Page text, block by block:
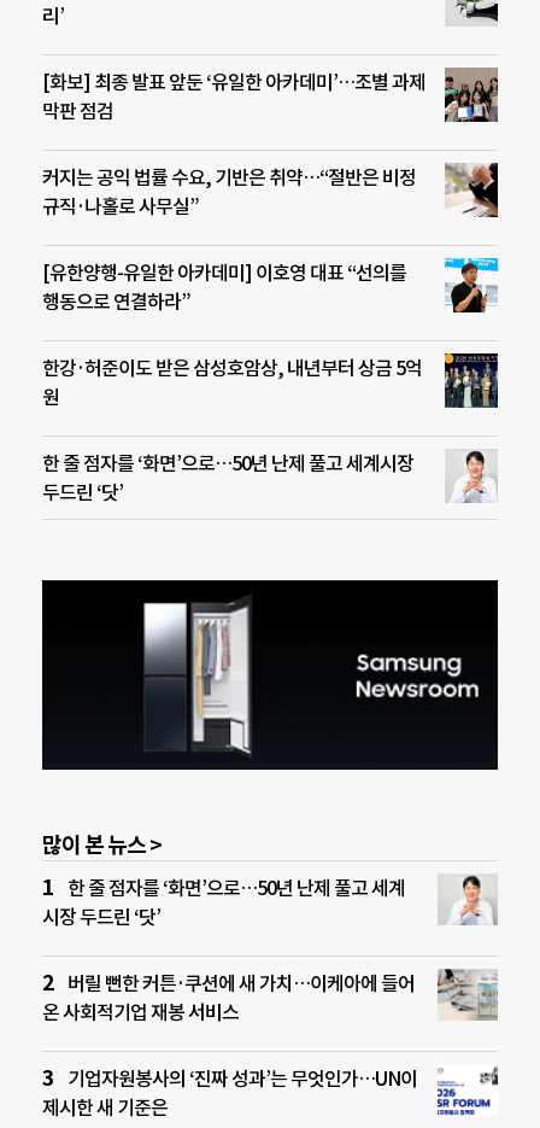
리’
[화보] 최종 발표 앞둔 ‘유일한 아카데미’…조별 과제
막판 점검
커지는 공익 법률 수요, 기반은 취약…“절반은 비정
규직·나홀로 사무실”
[유한양행-유일한 아카데미] 이호영 대표 “선의를
행동으로 연결하라”
한강·허준이도 받은 삼성호암상, 내년부터 상금 5억
원
한 줄 점자를 ‘화면’으로…50년 난제 풀고 세계시장
두드린 ‘닷’
많이 본 뉴스 >
한 줄 점자를 ‘화면’으로…50년 난제 풀고 세계
시장 두드린 ‘닷’
버릴 뻔한 커튼·쿠션에 새 가치…이케아에 들어
온 사회적기업 재봉 서비스
기업자원봉사의 ‘진짜 성과’는 무엇인가…UN이
제시한 새 기준은